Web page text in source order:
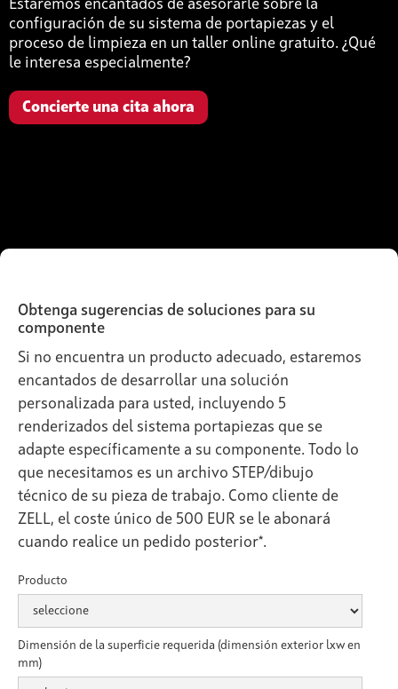
Estaremos encantados de asesorarle sobre la
configuración de su sistema de portapiezas y el
proceso de limpieza en un taller online gratuito. ¿Qué
le interesa especialmente?
Concierte una cita ahora
Obtenga sugerencias de soluciones para su
componente
Si no encuentra un producto adecuado, estaremos
encantados de desarrollar una solución
personalizada para usted, incluyendo 5
renderizados del sistema portapiezas que se
adapte específicamente a su componente. Todo lo
que necesitamos es un archivo STEP/dibujo
técnico de su pieza de trabajo. Como cliente de
ZELL, el coste único de 500 EUR se le abonará
cuando realice un pedido posterior*.
Producto
Dimensión de la superficie requerida (dimensión exterior lxw en
mm)